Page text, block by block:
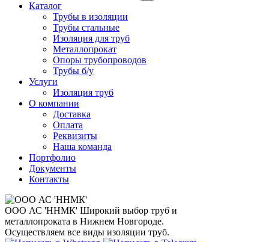
Каталог
Трубы в изоляции
Трубы стальные
Изоляция для труб
Металлопрокат
Опоры трубопроводов
Трубы б/у
Услуги
Изоляция труб
О компании
Доставка
Оплата
Реквизиты
Наша команда
Портфолио
Документы
Контакты
ООО АС 'ННМК' Широкий выбор труб и
металлопроката в Нижнем Новгороде.
Осуществляем все виды изоляции труб.